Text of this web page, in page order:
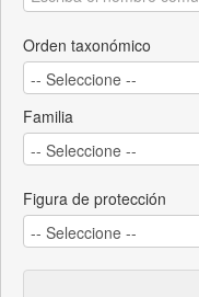
Orden taxonómico
Familia
Figura de protección